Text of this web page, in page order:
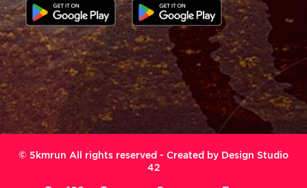
© 5kmrun All rights reserved - Created by Design Studio
42